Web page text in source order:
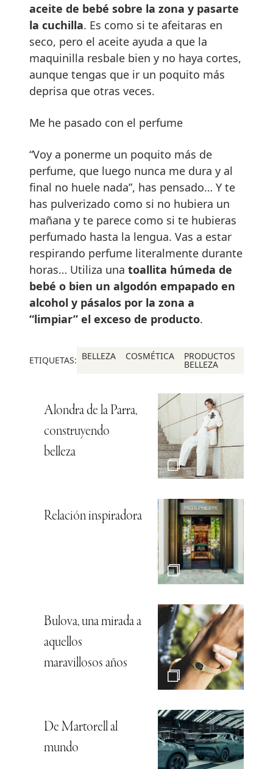
aceite de bebé sobre la zona y pasarte
la cuchilla. Es como si te afeitaras en
seco, pero el aceite ayuda a que la
maquinilla resbale bien y no haya cortes,
aunque tengas que ir un poquito más
deprisa que otras veces.
Me he pasado con el perfume
“Voy a ponerme un poquito más de
perfume, que luego nunca me dura y al
final no huele nada”, has pensado… Y te
has pulverizado como si no hubiera un
mañana y te parece como si te hubieras
perfumado hasta la lengua. Vas a estar
respirando perfume literalmente durante
horas… Utiliza una toallita húmeda de
bebé o bien un algodón empapado en
alcohol y pásalos por la zona a
“limpiar” el exceso de producto.
ETIQUETAS: BELLEZA COSMÉTICA PRODUCTOS
BELLEZA
Alondra de la Parra,
construyendo
belleza
Relación inspiradora
Bulova, una mirada a
aquellos
maravillosos años
De Martorell al
mundo